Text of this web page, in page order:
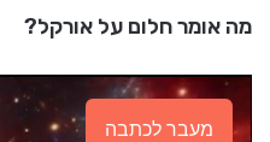
מה אומר חלום על אורקל?
מעבר לכתבה